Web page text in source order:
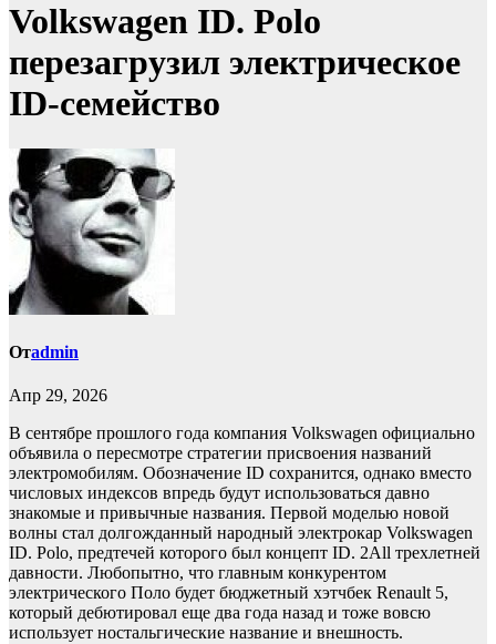
Volkswagen ID. Polo
перезагрузил электрическое
ID-семейство
Отadmin
Апр 29, 2026
В сентябре прошлого года компания Volkswagen официально
объявила о пересмотре стратегии присвоения названий
электромобилям. Обозначение ID сохранится, однако вместо
числовых индексов впредь будут использоваться давно
знакомые и привычные названия. Первой моделью новой
волны стал долгожданный народный электрокар Volkswagen
ID. Polo, предтечей которого был концепт ID. 2All трехлетней
давности. Любопытно, что главным конкурентом
электрического Поло будет бюджетный хэтчбек Renault 5,
который дебютировал еще два года назад и тоже вовсю
использует ностальгические название и внешность.